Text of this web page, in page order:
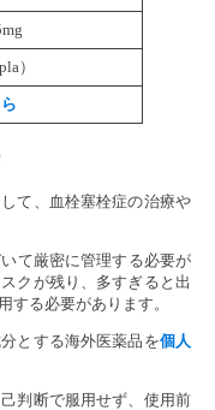
）
て、血栓塞栓症の治療や
て厳密に管理する必要が
クが残り、多すぎると出
する必要があります。
とする海外医薬品を個人
判断で服用せず、使用前